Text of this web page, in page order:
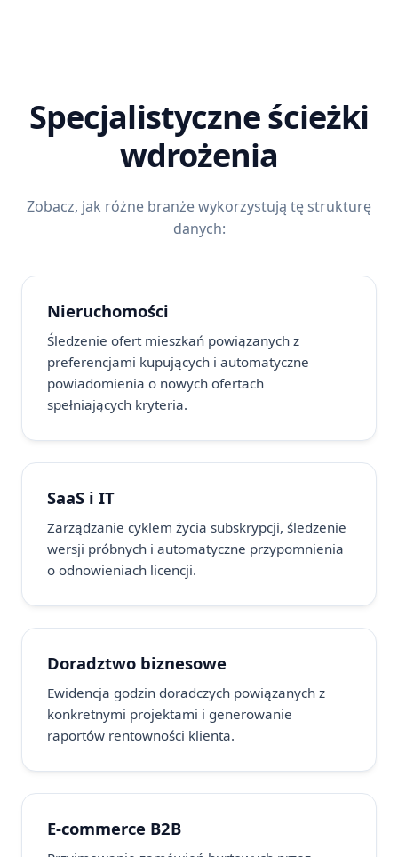
Specjalistyczne ścieżki
wdrożenia
Zobacz, jak różne branże wykorzystują tę strukturę
danych:
Nieruchomości
Śledzenie ofert mieszkań powiązanych z
preferencjami kupujących i automatyczne
powiadomienia o nowych ofertach
spełniających kryteria.
SaaS i IT
Zarządzanie cyklem życia subskrypcji, śledzenie
wersji próbnych i automatyczne przypomnienia
o odnowieniach licencji.
Doradztwo biznesowe
Ewidencja godzin doradczych powiązanych z
konkretnymi projektami i generowanie
raportów rentowności klienta.
E-commerce B2B